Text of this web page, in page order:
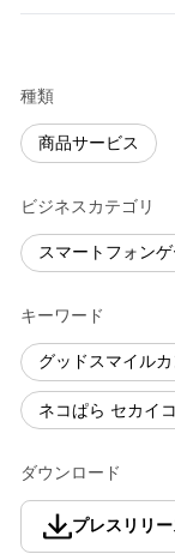
種類
商品サービス
ビジネスカテゴリ
スマートフォン
キーワード
グッドスマイル
ネコぱら セカイ
ダウンロード
プレスリリ